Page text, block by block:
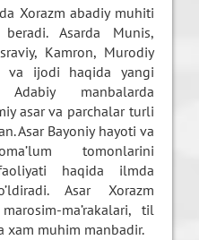
Xorazm abadiy muhiti
Asarda Munis,
Kamron, Murodiy
va ijodi haqida yangi
manbalarda
asar va parchalar turli
Asar Bayoniy hayoti va
tomonlarini
haqida ilmda
Asar Xorazm
ma’rakalari, til
xam muhim manbadir.